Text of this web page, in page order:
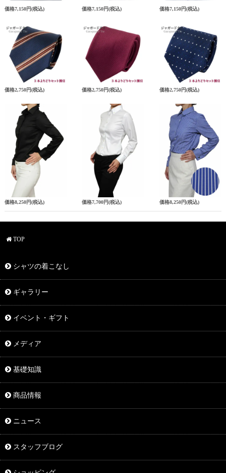
価格7,150円(税込) 価格7,150円(税込) 価格7,150円(税込)
価格2,750円(税込) 価格2,750円(税込) 価格2,750円(税込)
価格8,250円(税込) 価格7,700円(税込) 価格8,250円(税込)
TOP
シャツの着こなし
ギャラリー
イベント・ギフト
メディア
基礎知識
商品情報
ニュース
スタッフブログ